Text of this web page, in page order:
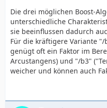
Die drei möglichen Boost-
unterschiedliche
sie beeinflussen dadurch
Für die kräftigere Variante
genügt oft ein Faktor im
Arcustangens) und "/b3"
weicher und können auch